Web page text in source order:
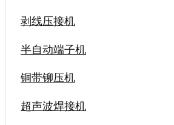
剥线压接机
半自动端子机
铜带铆压机
超声波焊接机